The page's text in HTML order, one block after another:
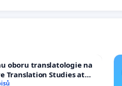
oboru translatologie na
Translation Studies at
of Arts, Charles